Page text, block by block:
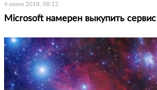
4 июня 2018, 08:12
Microsoft намерен выкупить